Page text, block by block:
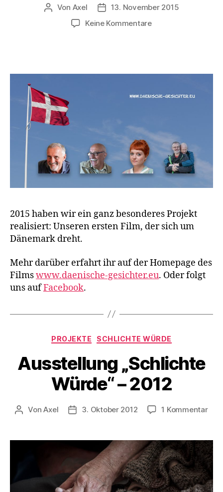
Beitragsautor
Von Axel Veröffentlichungsdatum
13. November 2015
Keine Kommentarezu
Leute“
2015 haben wir ein ganz besonderes Projekt
realisiert: Unseren ersten Film, der sich um
Dänemark dreht.
Mehr darüber erfahrt ihr auf der Homepage des
Filmswww.daenische-gesichter.eu. Oder folgt
uns aufFacebook.
Kategorien
PROJEKTE SCHLICHTE WÜRDE
Ausstellung „Schlichte
Würde“ – 2012
Beitragsautor
VonAxel Veröffentlichungsdatum
3. Oktober 2012 1 Kommentarzu
–